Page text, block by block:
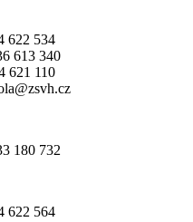
622 534
613 340
621 110
180 732
622 564